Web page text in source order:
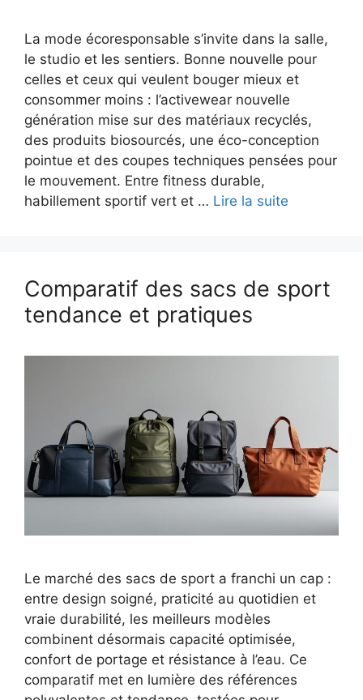
La mode écoresponsable s’invite dans la salle,
le studio et les sentiers. Bonne nouvelle pour
celles et ceux qui veulent bouger mieux et
consommer moins : l’activewear nouvelle
génération mise sur des matériaux recyclés,
des produits biosourcés, une éco-conception
pointue et des coupes techniques pensées pour
le mouvement. Entre fitness durable,
habillement sportif vert et … Lire la suite
Comparatif des sacs de sport
tendance et pratiques
Le marché des sacs de sport a franchi un cap :
entre design soigné, praticité au quotidien et
vraie durabilité, les meilleurs modèles
combinent désormais capacité optimisée,
confort de portage et résistance à l’eau. Ce
comparatif met en lumière des références